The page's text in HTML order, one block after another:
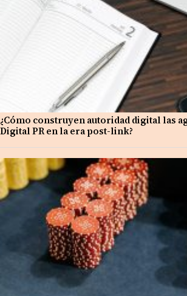
¿Cómo construyen autoridad digital las
Digital PR en la era post-link?